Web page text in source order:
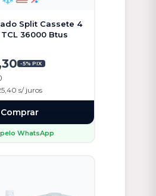
Split Cassete 4
36000 Btus
-5% PIX
s/ juros
Comprar
WhatsApp